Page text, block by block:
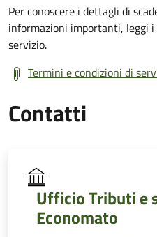
Per conoscere i dettagli di
informazioni importanti, leggi
servizio.
Termini e condizioni di
Contatti
Ufficio Tributi e
Economato